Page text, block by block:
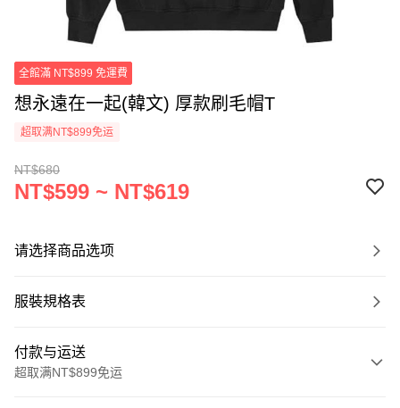
全館滿 NT$899 免運費
想永遠在一起(韓文) 厚款刷毛帽T
超取满NT$899免运
NT$680
NT$599 ~ NT$619
请选择商品选项
服裝規格表
付款与运送
超取满NT$899免运